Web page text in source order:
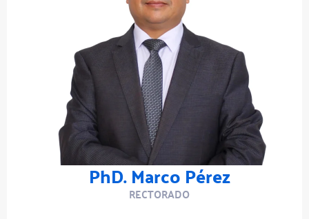
PhD. Marco Pérez
RECTORADO